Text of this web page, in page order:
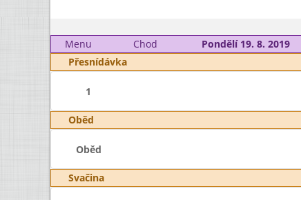
Menu
Chod
Pondělí 19. 8. 2019
Přesnídávka
1
Oběd
Oběd
Svačina